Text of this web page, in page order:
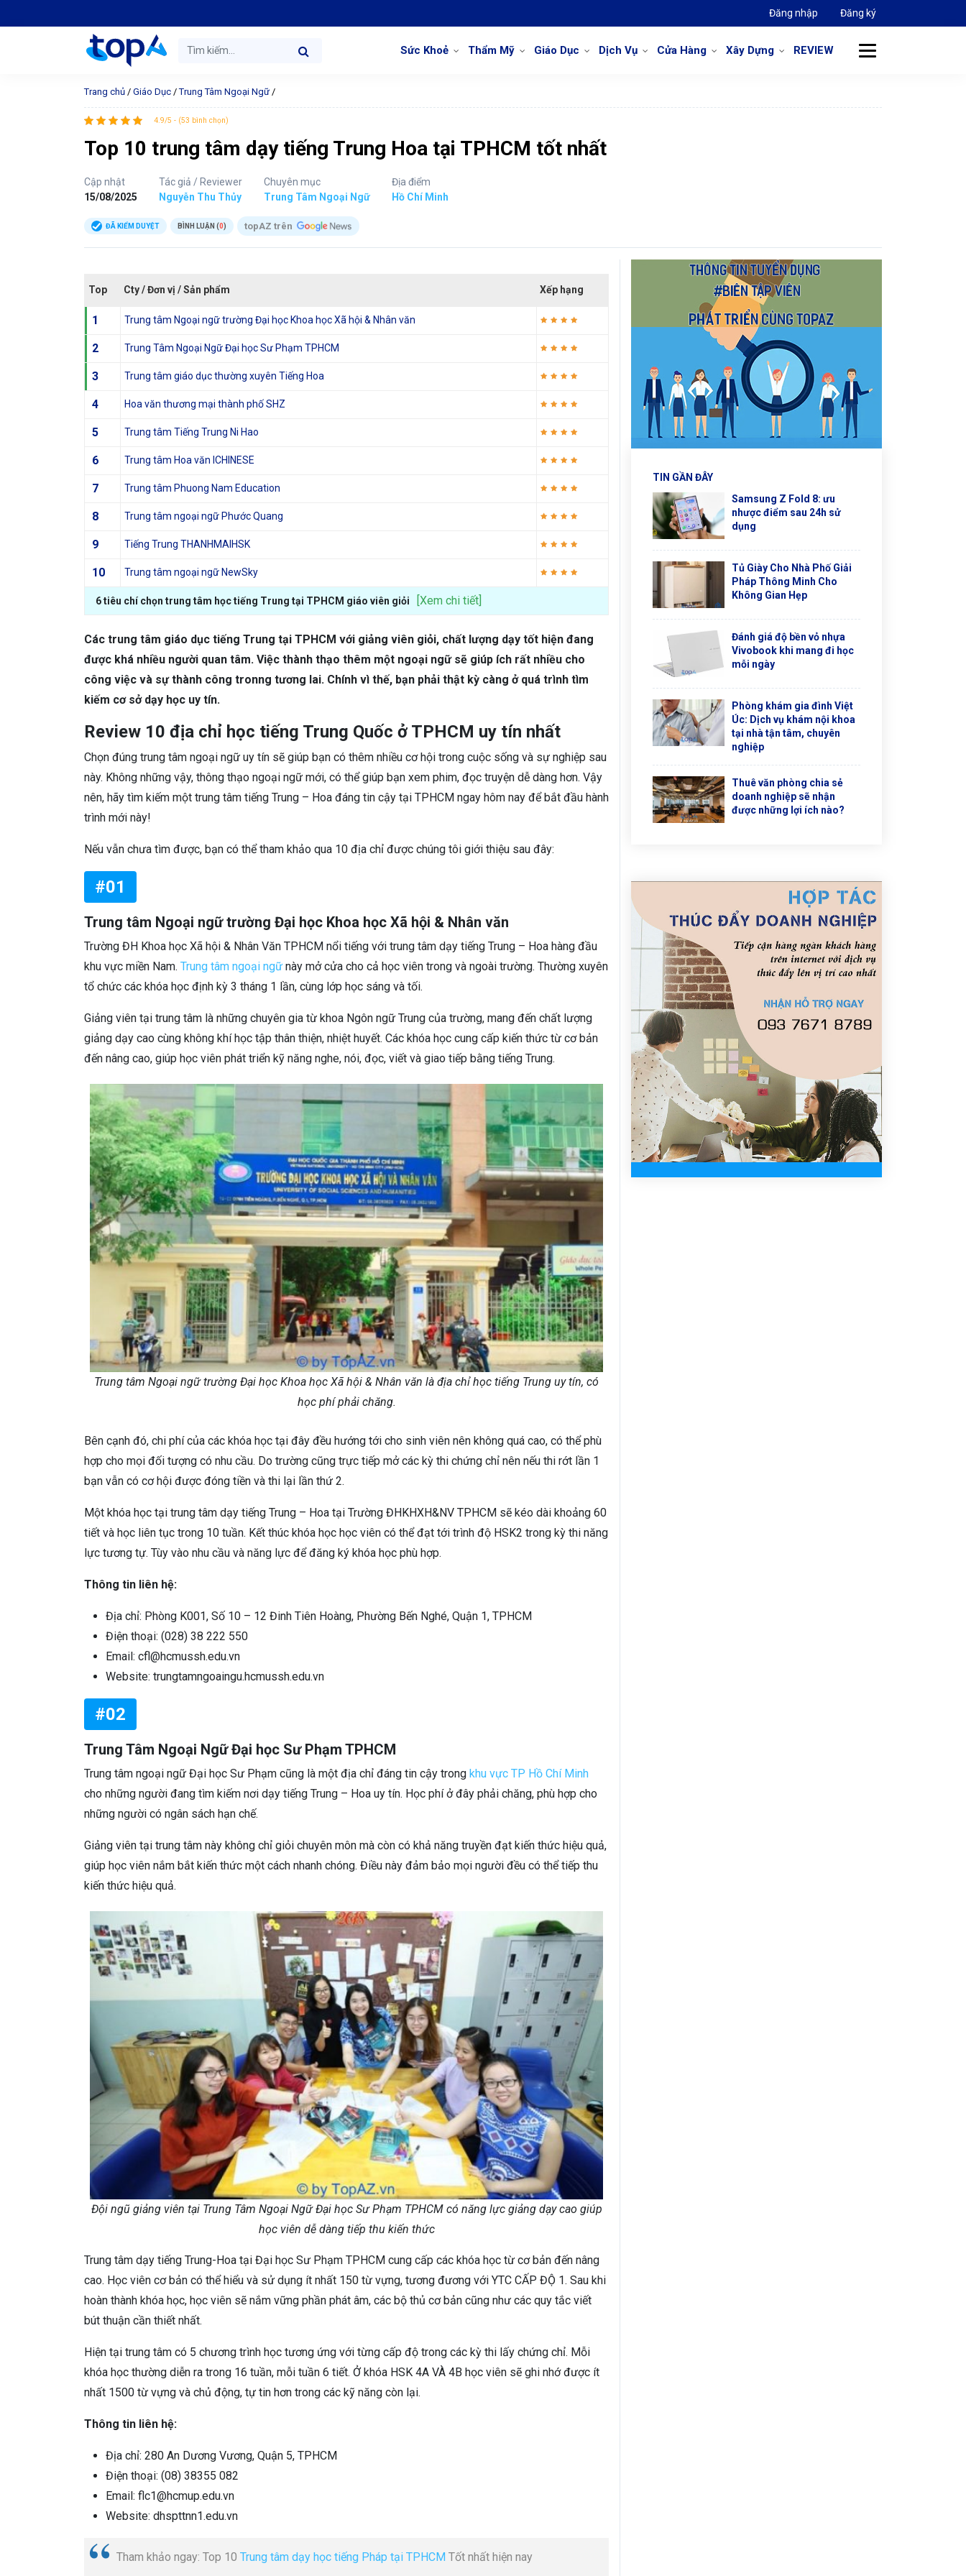
Đăng nhập Đăng ký
Sức Khoẻ Thẩm Mỹ Giáo Dục Dịch Vụ Cửa Hàng Xây Dựng REVIEW
Trang chủ / Giáo Dục /Trung Tâm Ngoại Ngữ /
4.9/5 - (53 bình chọn)
Top 10 trung tâm dạy tiếng Trung Hoa tại TPHCM tốt nhất
Cập nhật
15/08/2025
Tác giả / Reviewer
Nguyễn Thu Thủy
Chuyên mục
Trung Tâm Ngoại Ngữ
Địa điểm
Hồ Chí Minh
ĐÃ KIỂM DUYỆT BÌNH LUẬN (0) topAZ trên
Top Cty / Đơn vị / Sản phẩm Xếp hạng
1 Trung tâm Ngoại ngữ trường Đại học Khoa học Xã hội & Nhân văn
2 Trung Tâm Ngoại Ngữ Đại học Sư Phạm TPHCM
3 Trung tâm giáo dục thường xuyên Tiếng Hoa
4 Hoa văn thương mại thành phố SHZ
5 Trung tâm Tiếng Trung Ni Hao
6 Trung tâm Hoa văn ICHINESE
7 Trung tâm Phuong Nam Education
8 Trung tâm ngoại ngữ Phước Quang
9 Tiếng Trung THANHMAIHSK
10 Trung tâm ngoại ngữ NewSky
6 tiêu chí chọn trung tâm học tiếng Trung tại TPHCM giáo viên giỏi [Xem chi tiết]
Các trung tâm giáo dục tiếng Trung tại TPHCM với giảng viên giỏi, chất lượng dạy tốt hiện đang
được khá nhiều người quan tâm. Việc thành thạo thêm một ngoại ngữ sẽ giúp ích rất nhiều cho
công việc và sự thành công tronng tương lai. Chính vì thế, bạn phải thật kỳ càng ở quá trình tìm
kiếm cơ sở dạy học uy tín.
Review 10 địa chỉ học tiếng Trung Quốc ở TPHCM uy tín nhất
Chọn đúng trung tâm ngoại ngữ uy tín sẽ giúp bạn có thêm nhiều cơ hội trong cuộc sống và sự nghiệp sau
này. Không những vậy, thông thạo ngoại ngữ mới, có thể giúp bạn xem phim, đọc truyện dễ dàng hơn. Vậy
nên, hãy tìm kiếm một trung tâm tiếng Trung – Hoa đáng tin cậy tại TPHCM ngay hôm nay để bắt đầu hành
trình mới này!
Nếu vẫn chưa tìm được, bạn có thể tham khảo qua 10 địa chỉ được chúng tôi giới thiệu sau đây:
#01
Trung tâm Ngoại ngữ trường Đại học Khoa học Xã hội & Nhân văn
Trường ĐH Khoa học Xã hội & Nhân Văn TPHCM nổi tiếng với trung tâm dạy tiếng Trung – Hoa hàng đầu
khu vực miền Nam. Trung tâm ngoại ngữ này mở cửa cho cả học viên trong và ngoài trường. Thường xuyên
tổ chức các khóa học định kỳ 3 tháng 1 lần, cùng lớp học sáng và tối.
Giảng viên tại trung tâm là những chuyên gia từ khoa Ngôn ngữ Trung của trường, mang đến chất lượng
giảng dạy cao cùng không khí học tập thân thiện, nhiệt huyết. Các khóa học cung cấp kiến thức từ cơ bản
đến nâng cao, giúp học viên phát triển kỹ năng nghe, nói, đọc, viết và giao tiếp bằng tiếng Trung.
Trung tâm Ngoại ngữ trường Đại học Khoa học Xã hội & Nhân văn là địa chỉ học tiếng Trung uy tín, có
học phí phải chăng.
Bên cạnh đó, chi phí của các khóa học tại đây đều hướng tới cho sinh viên nên không quá cao, có thể phù
hợp cho mọi đối tượng có nhu cầu. Do trường cũng trực tiếp mở các kỳ thi chứng chỉ nên nếu thi rớt lần 1
bạn vẫn có cơ hội được đóng tiền và thi lại lần thứ 2.
Một khóa học tại trung tâm dạy tiếng Trung – Hoa tại Trường ĐHKHXH&NV TPHCM sẽ kéo dài khoảng 60
tiết và học liên tục trong 10 tuần. Kết thúc khóa học học viên có thể đạt tới trình độ HSK2 trong kỳ thi năng
lực tương tự. Tùy vào nhu cầu và năng lực để đăng ký khóa học phù hợp.
Thông tin liên hệ:
Địa chỉ: Phòng K001, Số 10 – 12 Đinh Tiên Hoàng, Phường Bến Nghé, Quận 1, TPHCM
Điện thoại: (028) 38 222 550
Email: cfl@hcmussh.edu.vn
Website: trungtamngoaingu.hcmussh.edu.vn
#02
Trung Tâm Ngoại Ngữ Đại học Sư Phạm TPHCM
Trung tâm ngoại ngữ Đại học Sư Phạm cũng là một địa chỉ đáng tin cậy trong khu vực TP Hồ Chí Minh
cho những người đang tìm kiếm nơi dạy tiếng Trung – Hoa uy tín. Học phí ở đây phải chăng, phù hợp cho
những người có ngân sách hạn chế.
Giảng viên tại trung tâm này không chỉ giỏi chuyên môn mà còn có khả năng truyền đạt kiến thức hiệu quả,
giúp học viên nắm bắt kiến thức một cách nhanh chóng. Điều này đảm bảo mọi người đều có thể tiếp thu
kiến thức hiệu quả.
Đội ngũ giảng viên tại Trung Tâm Ngoại Ngữ Đại học Sư Phạm TPHCM có năng lực giảng dạy cao giúp
học viên dễ dàng tiếp thu kiến thức
Trung tâm dạy tiếng Trung-Hoa tại Đại học Sư Phạm TPHCM cung cấp các khóa học từ cơ bản đến nâng
cao. Học viên cơ bản có thể hiểu và sử dụng ít nhất 150 từ vựng, tương đương với YTC CẤP ĐỘ 1. Sau khi
hoàn thành khóa học, học viên sẽ nắm vững phần phát âm, các bộ thủ cơ bản cũng như các quy tắc viết
bút thuận cần thiết nhất.
Hiện tại trung tâm có 5 chương trình học tương ứng với từng cấp độ trong các kỳ thi lấy chứng chỉ. Mỗi
khóa học thường diễn ra trong 16 tuần, mỗi tuần 6 tiết. Ở khóa HSK 4A VÀ 4B học viên sẽ ghi nhớ được ít
nhất 1500 từ vựng và chủ động, tự tin hơn trong các kỹ năng còn lại.
Thông tin liên hệ:
Địa chỉ: 280 An Dương Vương, Quận 5, TPHCM
Điện thoại: (08) 38355 082
Email: flc1@hcmup.edu.vn
Website: dhspttnn1.edu.vn
Tham khảo ngay: Top 10 Trung tâm dạy học tiếng Pháp tại TPHCM Tốt nhất hiện nay
TIN GẦN ĐÂY
Samsung Z Fold 8: ưu
nhược điểm sau 24h sử
dụng
Tủ Giày Cho Nhà Phố Giải
Pháp Thông Minh Cho
Không Gian Hẹp
Đánh giá độ bền vỏ nhựa
Vivobook khi mang đi học
mỗi ngày
Phòng khám gia đình Việt
Úc: Dịch vụ khám nội khoa
tại nhà tận tâm, chuyên
nghiệp
Thuê văn phòng chia sẻ
doanh nghiệp sẽ nhận
được những lợi ích nào?